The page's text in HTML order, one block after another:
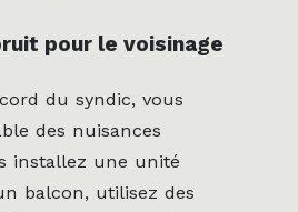
pour le voisinage
du syndic, vous
des nuisances
installez une unité
balcon, utilisez des